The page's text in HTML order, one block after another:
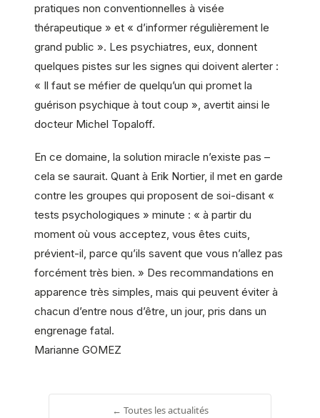
pratiques non conventionnelles à visée
thérapeutique » et « d’informer régulièrement le
grand public ». Les psychiatres, eux, donnent
quelques pistes sur les signes qui doivent alerter :
« Il faut se méfier de quelqu’un qui promet la
guérison psychique à tout coup », avertit ainsi le
docteur Michel Topaloff.
En ce domaine, la solution miracle n’existe pas –
cela se saurait. Quant à Erik Nortier, il met en garde
contre les groupes qui proposent de soi-disant «
tests psychologiques » minute : « à partir du
moment où vous acceptez, vous êtes cuits,
prévient-il, parce qu’ils savent que vous n’allez pas
forcément très bien. » Des recommandations en
apparence très simples, mais qui peuvent éviter à
chacun d’entre nous d’être, un jour, pris dans un
engrenage fatal.
Marianne GOMEZ
← Toutes les actualités